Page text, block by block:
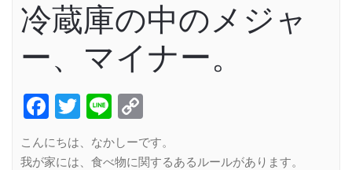
冷蔵庫の中のメジャ
ー、マイナー。
Facebook
Twitter
Line
Link
こんにちは、なかしーです。
我が家には、食べ物に関するあるルールがあります。